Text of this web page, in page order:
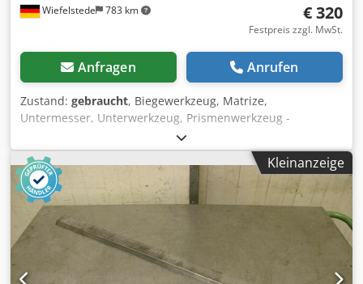
Wiefelstede 783 km € 320
Festpreis zzgl. MwSt.
Anfragen Anrufen
Zustand: gebraucht, Biegewerkzeug, Matrize,
Untermesser, Unterwerkzeug, Prismenwerkzeug -
Werkzeug für: Abkantpresse -Prismen: R14,5 mm -Vierkant:
101 x 71 mm -Gesamtlänge: 552 mm -Gewicht: 26 kg
Dcodjc Spm Ujpfx Al Dek
Kleinanzeige